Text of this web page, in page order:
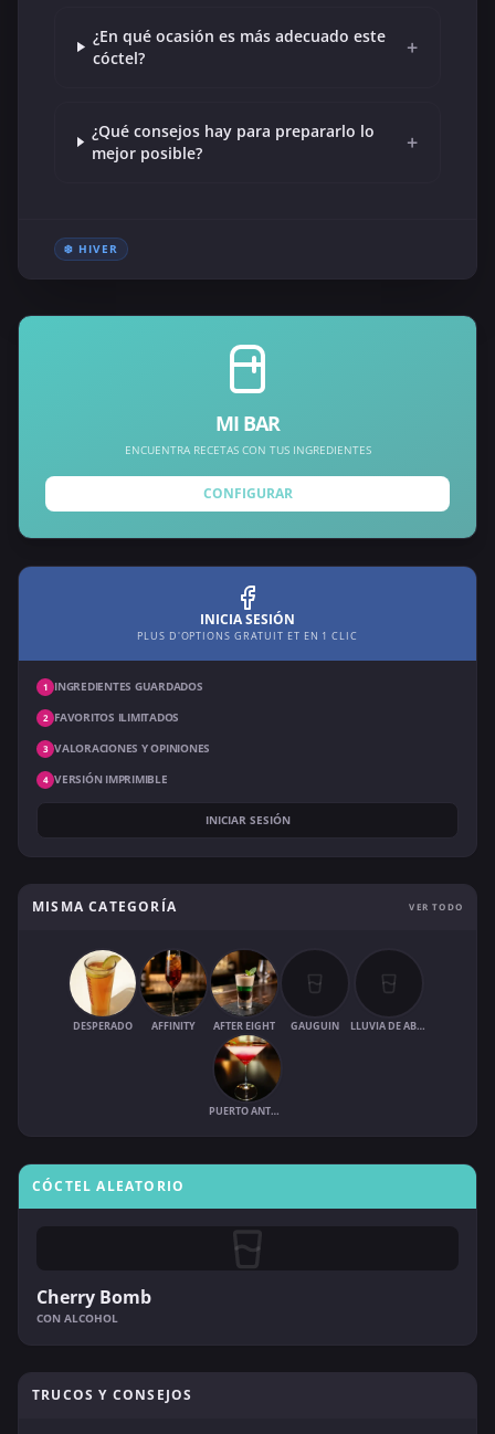
¿En qué ocasión es más adecuado este
cóctel?
+
¿Qué consejos hay para prepararlo lo
mejor posible?
+
❄️ HIVER
MI BAR
ENCUENTRA RECETAS CON TUS INGREDIENTES
CONFIGURAR
INICIA SESIÓN
PLUS D'OPTIONS GRATUIT ET EN 1 CLIC
1 INGREDIENTES GUARDADOS
2 FAVORITOS ILIMITADOS
3 VALORACIONES Y OPINIONES
4 VERSIÓN IMPRIMIBLE
INICIAR SESIÓN
MISMA CATEGORÍA VER TODO
DESPERADO AFFINITY AFTER EIGHT GAUGUIN LLUVIA DE ABRIL
PUERTO ANTONIO
CÓCTEL ALEATORIO
Cherry Bomb
CON ALCOHOL
TRUCOS Y CONSEJOS